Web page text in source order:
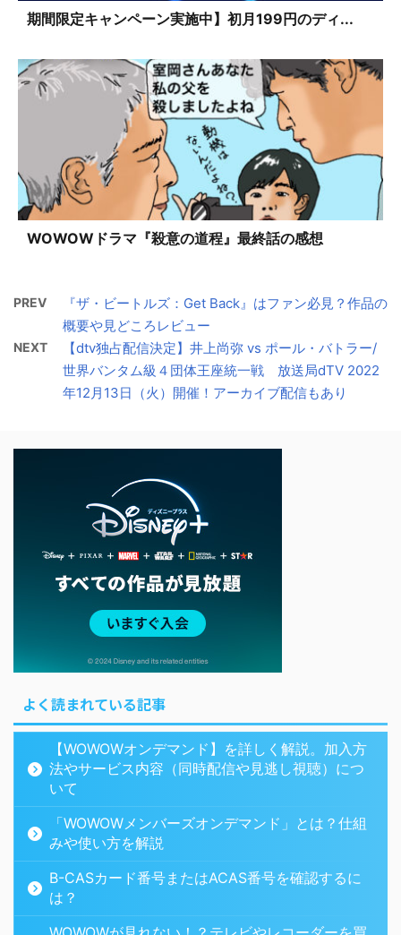
期間限定キャンペーン実施中】初月199円のディ...
WOWOWドラマ『殺意の道程』最終話の感想
PREV
『ザ・ビートルズ：Get Back』はファン必見？作品の
概要や見どころレビュー
NEXT
【dtv独占配信決定】井上尚弥 vs ポール・バトラー/
世界バンタム級４団体王座統一戦 放送局dTV 2022
年12月13日（火）開催！アーカイブ配信もあり
よく読まれている記事
【WOWOWオンデマンド】を詳しく解説。加入方
法やサービス内容（同時配信や見逃し視聴）につ
いて
「WOWOWメンバーズオンデマンド」とは？仕組
みや使い方を解説
B-CASカード番号またはACAS番号を確認するに
は？